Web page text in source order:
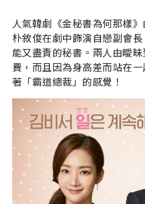
人氣韓劇《金秘書為何那樣
朴敘俊在劇中飾演自戀副會
能又盡責的秘書。兩人由曖
費，而且因為身高差而站在
著「霸道總裁」的感覺！